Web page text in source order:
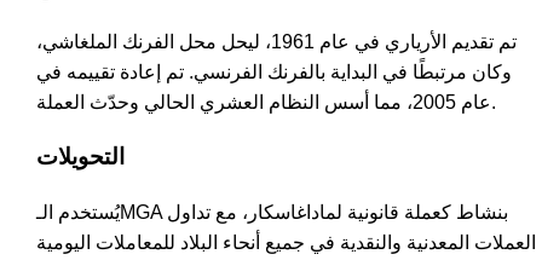
تم تقديم الأرياري في عام 1961، ليحل محل الفرنك الملغاشي،
وكان مرتبطًا في البداية بالفرنك الفرنسي. تم إعادة تقييمه في
عام 2005، مما أسس النظام العشري الحالي وحدّث العملة.
التحويلات
يُستخدم الـMGA بنشاط كعملة قانونية لماداغاسكار، مع تداول
العملات المعدنية والنقدية في جميع أنحاء البلاد للمعاملات اليومية